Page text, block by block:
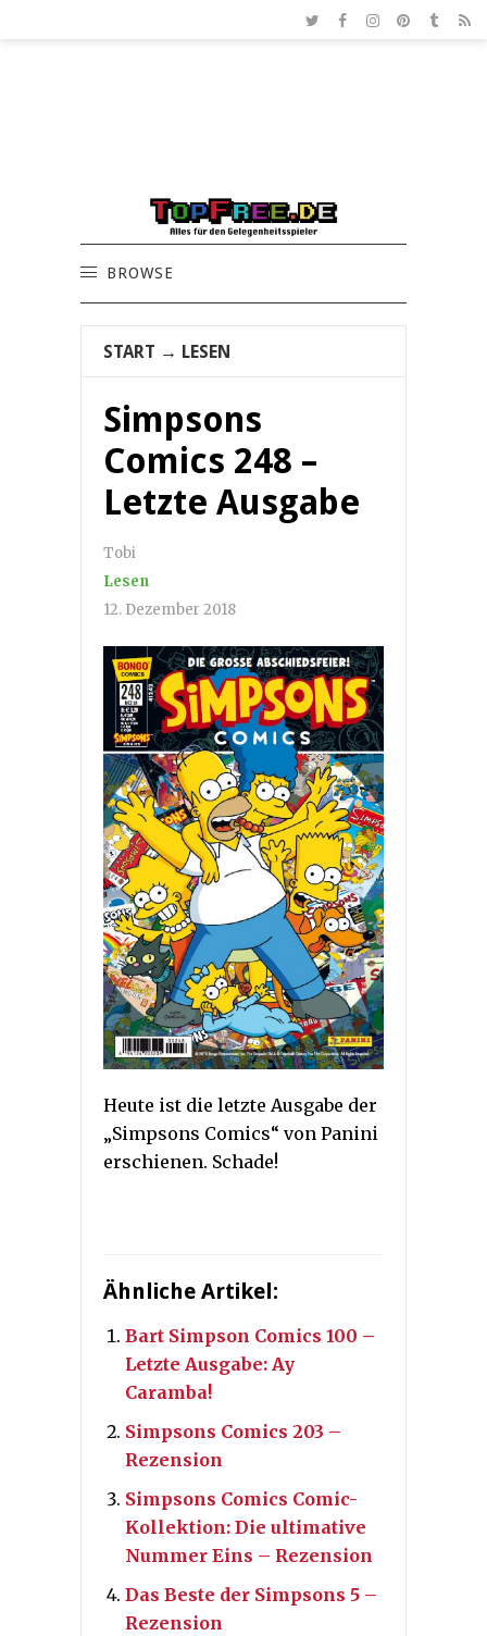
BROWSE
START → LESEN
Simpsons
Comics 248 –
Letzte Ausgabe
Tobi
Lesen
12. Dezember 2018
Heute ist die letzte Ausgabe der
„Simpsons Comics“ von Panini
erschienen. Schade!
Ähnliche Artikel:
Bart Simpson Comics 100 –
Letzte Ausgabe: Ay
Caramba!
Simpsons Comics 203 –
Rezension
Simpsons Comics Comic-
Kollektion: Die ultimative
Nummer Eins – Rezension
Das Beste der Simpsons 5 –
Rezension